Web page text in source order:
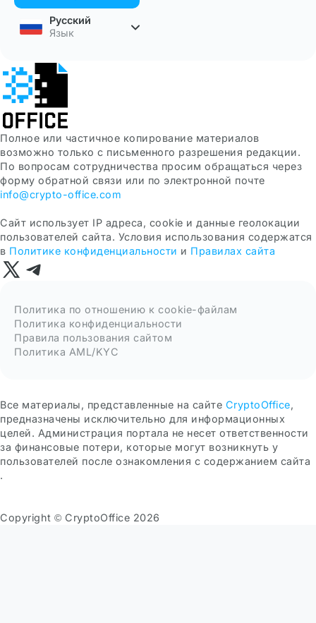
Русский
Язык
Полное или частичное копирование материалов
возможно только с письменного разрешения редакции.
По вопросам сотрудничества просим обращаться через
форму обратной связи или по электронной почте
info@crypto-office.com
Сайт использует IP адреса, сookie и данные геолокации
пользователей сайта. Условия использования содержатся
в Политике конфиденциальности и Правилах сайта
Политика по отношению к cookie-файлам
Политика конфиденциальности
Правила пользования сайтом
Политика AML/KYC
Все материалы, представленные на сайте CryptoOffice,
предназначены исключительно для информационных
целей. Администрация портала не несет ответственности
за финансовые потери, которые могут возникнуть у
пользователей после ознакомления с содержанием сайта
.
Copyright © CryptoOffice 2026